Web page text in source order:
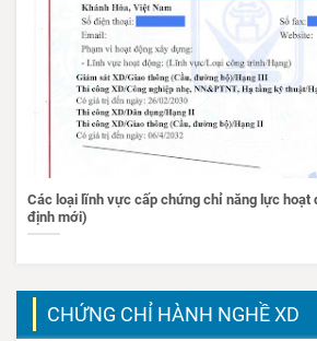
Các loại lĩnh vực cấp chứng chỉ năng lực hoạt
định mới)
CHỨNG CHỈ HÀNH NGHỀ XD